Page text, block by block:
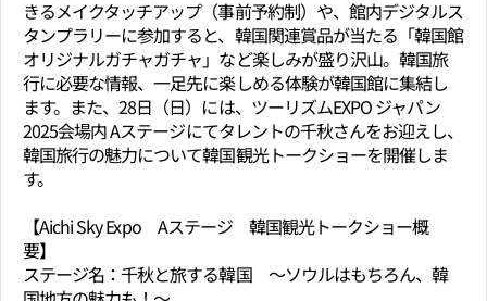
きるメイクタッチアップ（事前予約制）や、館内デジタルス
タンプラリーに参加すると、韓国関連賞品が当たる「韓国館
オリジナルガチャガチャ」など楽しみが盛り沢山。韓国旅
行に必要な情報、一足先に楽しめる体験が韓国館に集結し
ます。また、28日（日）には、ツーリズムEXPO ジャパン
2025会場内 Aステージにてタレントの千秋さんをお迎えし、
韓国旅行の魅力について韓国観光トークショーを開催しま
す。
【Aichi Sky Expo Aステージ 韓国観光トークショー概
要】
ステージ名：千秋と旅する韓国 ～ソウルはもちろん、韓